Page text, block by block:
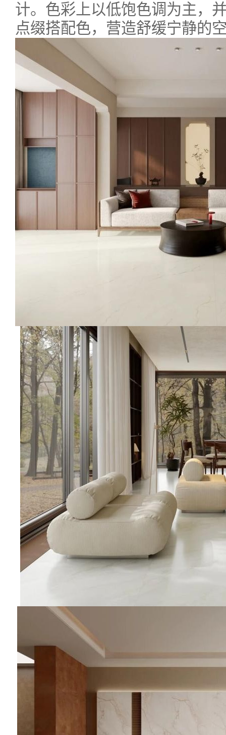
计。色彩上以低饱色调为主，
点缀搭配色，营造舒缓宁静的